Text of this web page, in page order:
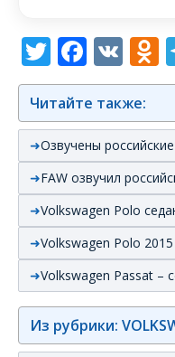
Twitter
VK
Читайте также:
Озвучены
FAW озвучил
Volkswagen Polo
Volkswagen Polo
Volkswagen Passat –
Из рубрики: